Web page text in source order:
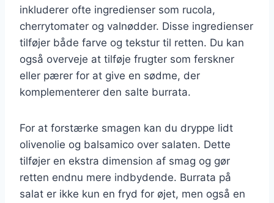
inkluderer ofte ingredienser som rucola,
cherrytomater og valnødder. Disse ingredienser
tilføjer både farve og tekstur til retten. Du kan
også overveje at tilføje frugter som ferskner
eller pærer for at give en sødme, der
komplementerer den salte burrata.
For at forstærke smagen kan du dryppe lidt
olivenolie og balsamico over salaten. Dette
tilføjer en ekstra dimension af smag og gør
retten endnu mere indbydende. Burrata på
salat er ikke kun en fryd for øjet, men også en